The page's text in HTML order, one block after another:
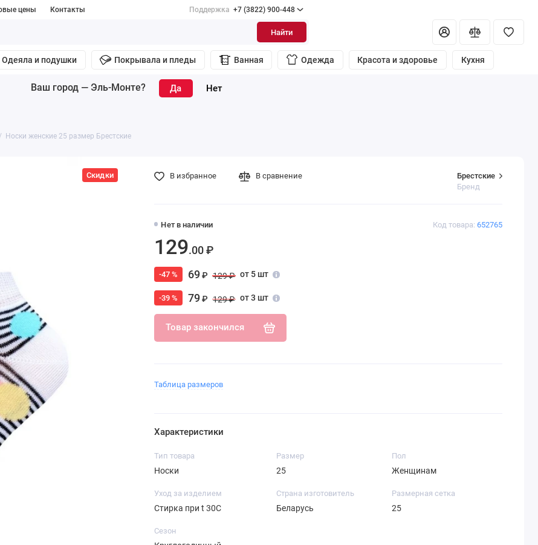
цены Контакты Поддержка +7 (3822) 900-448
Найти
Одеяла и подушки Покрывала и пледы Ванная Одежда Красота и здоровье Кухня
Ваш город — Эль-Монте?
Носки женские 25 размер Брестские
Скидки
Код товара: 652765
Брестские
Бренд
Нет в наличии
129.00 ₽
-47 % 69₽ 129 ₽ от 5 шт
-39 % 79₽ 129 ₽ от 3 шт
Товар закончился
В избранное В сравнение
Таблица размеров
Характеристики
Тип товара
Носки
Размер
25
Пол
Женщинам
Уход за изделием
Стирка при t 30С
Страна изготовитель
Беларусь
Размерная сетка
25
Сезон